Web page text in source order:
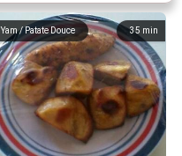
35 min
Yam / Patate Douce